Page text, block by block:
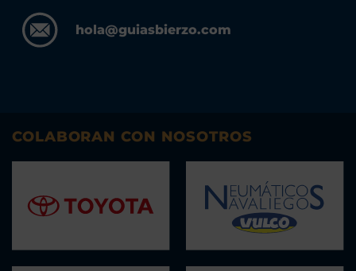
hola@guiasbierzo.com
COLABORAN CON NOSOTROS